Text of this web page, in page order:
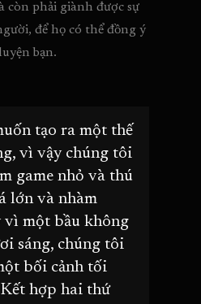
còn phải giành được sự
để họ có thể đồng ý
bạn.
tạo ra một thế
vì vậy chúng tôi
game nhỏ và thú
lớn và nhàm
vì một bầu không
sáng, chúng tôi
bối cảnh tối
hợp hai thứ